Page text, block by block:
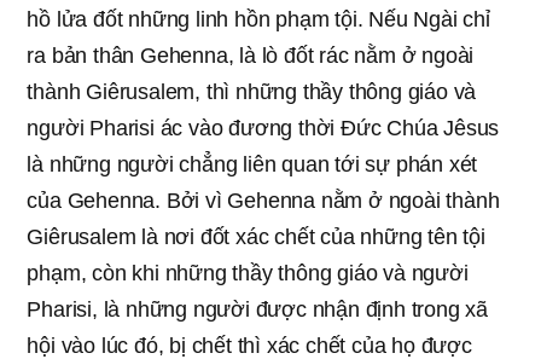
hồ lửa đốt những linh hồn phạm tội. Nếu Ngài chỉ
ra bản thân Gehenna, là lò đốt rác nằm ở ngoài
thành Giêrusalem, thì những thầy thông giáo và
người Pharisi ác vào đương thời Đức Chúa Jêsus
là những người chẳng liên quan tới sự phán xét
của Gehenna. Bởi vì Gehenna nằm ở ngoài thành
Giêrusalem là nơi đốt xác chết của những tên tội
phạm, còn khi những thầy thông giáo và người
Pharisi, là những người được nhận định trong xã
hội vào lúc đó, bị chết thì xác chết của họ được